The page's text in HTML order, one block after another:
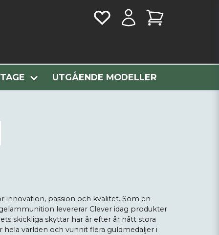
UTGÅENDE MODELLER
Steel
innovation, passion och kvalitet. Som en
levererar Clever idag produkter
skickliga skyttar har år efter år nått stora
världen och vunnit flera guldmedaljer i